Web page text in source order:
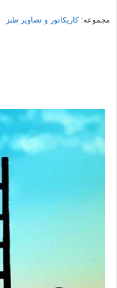
مجموعه:کاریکاتور و تصاویر طنز